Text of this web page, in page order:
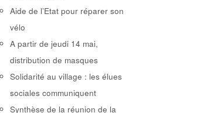
Aide de l’Etat pour réparer son
vélo
A partir de jeudi 14 mai,
distribution de masques
Solidarité au village : les élues
sociales communiquent
Synthèse de la réunion de la